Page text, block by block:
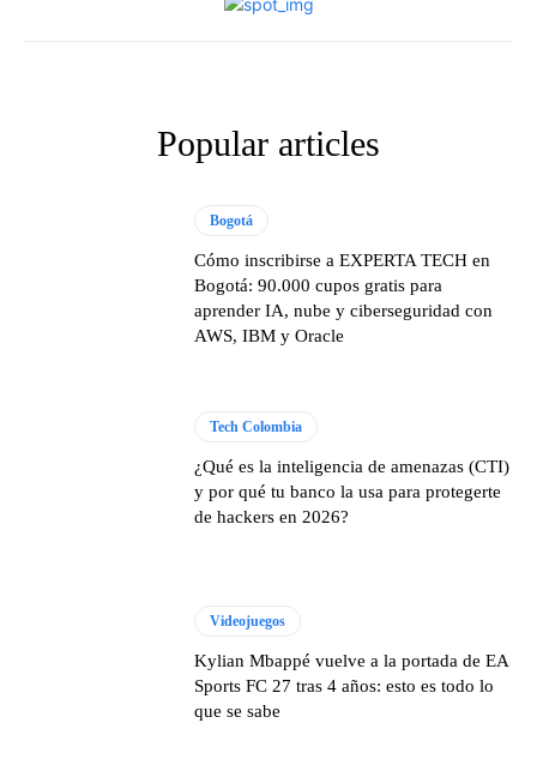
Popular articles
Bogotá
Cómo inscribirse a EXPERTA TECH en
Bogotá: 90.000 cupos gratis para
aprender IA, nube y ciberseguridad con
AWS, IBM y Oracle
Tech Colombia
¿Qué es la inteligencia de amenazas (CTI)
y por qué tu banco la usa para protegerte
de hackers en 2026?
Videojuegos
Kylian Mbappé vuelve a la portada de EA
Sports FC 27 tras 4 años: esto es todo lo
que se sabe